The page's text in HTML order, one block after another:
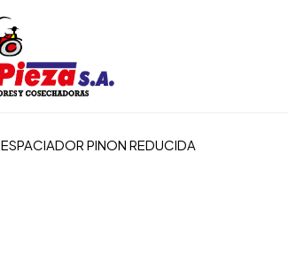
ESPACIADOR PINON REDUCIDA